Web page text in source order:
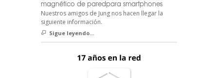
magnético de paredpara smartphones
Nuestros amigos de Jung nos hacen llegar la
siguiente información.
Sigue leyendo...